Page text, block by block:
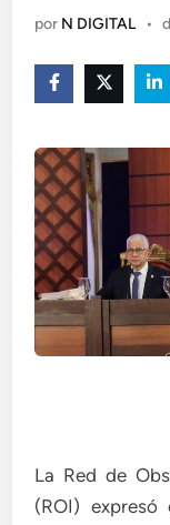
por N DIGITAL •
La Red de
(ROI) expresó